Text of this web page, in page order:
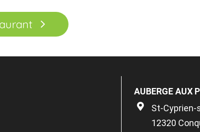
AUBERGE AUX
St-Cyprien-
12320